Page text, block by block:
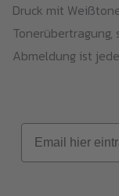
Druck mit
Abmeldung ist
Email